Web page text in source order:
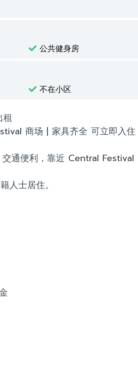
公共健身房
不在小区
租
商场 | 家具齐全 可立即入住
通便利，靠近 Central
人士居住。